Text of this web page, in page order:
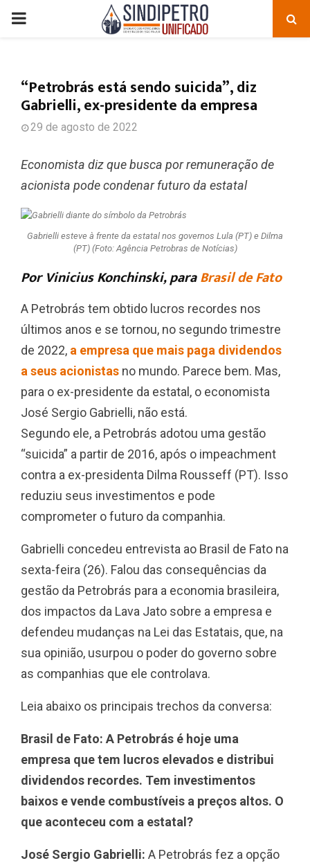
PRIMARY
“Petrobrás está sendo suicida”, diz
Gabrielli, ex-presidente da empresa
29 de agosto de 2022
Economista diz que busca por remuneração de
acionista pode condenar futuro da estatal
Gabrielli esteve à frente da estatal nos governos Lula (PT) e Dilma
(PT) (Foto: Agência Petrobras de Notícias)
Por Vinicius Konchinski, paraBrasil de Fato
A Petrobrás tem obtido lucros recordes nos
últimos anos e se tornou, no segundo trimestre
de 2022, a empresa que mais paga dividendos
a seus acionistas no mundo. Parece bem. Mas,
para o ex-presidente da estatal, o economista
José Sergio Gabrielli, não está.
Segundo ele, a Petrobrás adotou uma gestão
“suicida” a partir de 2016, após o impeachment
contra a ex-presidenta Dilma Rousseff (PT). Isso
reduziu seus investimentos e pode
comprometer o futuro da companhia.
Gabrielli concedeu entrevista ao Brasil de Fato na
sexta-feira (26). Falou das consequências da
gestão da Petrobrás para a economia brasileira,
dos impactos da Lava Jato sobre a empresa e
defendeu mudanças na Lei das Estatais, que, na
sua opinião, usurpou o poder do governo sobre
as companhias que ele controlava.
Leia abaixo os principais trechos da conversa:
Brasil de Fato: A Petrobrás é hoje uma
empresa que tem lucros elevados e distribui
dividendos recordes. Tem investimentos
baixos e vende combustíveis a preços altos. O
que aconteceu com a estatal?
José Sergio Gabrielli: A Petrobrás fez a opção